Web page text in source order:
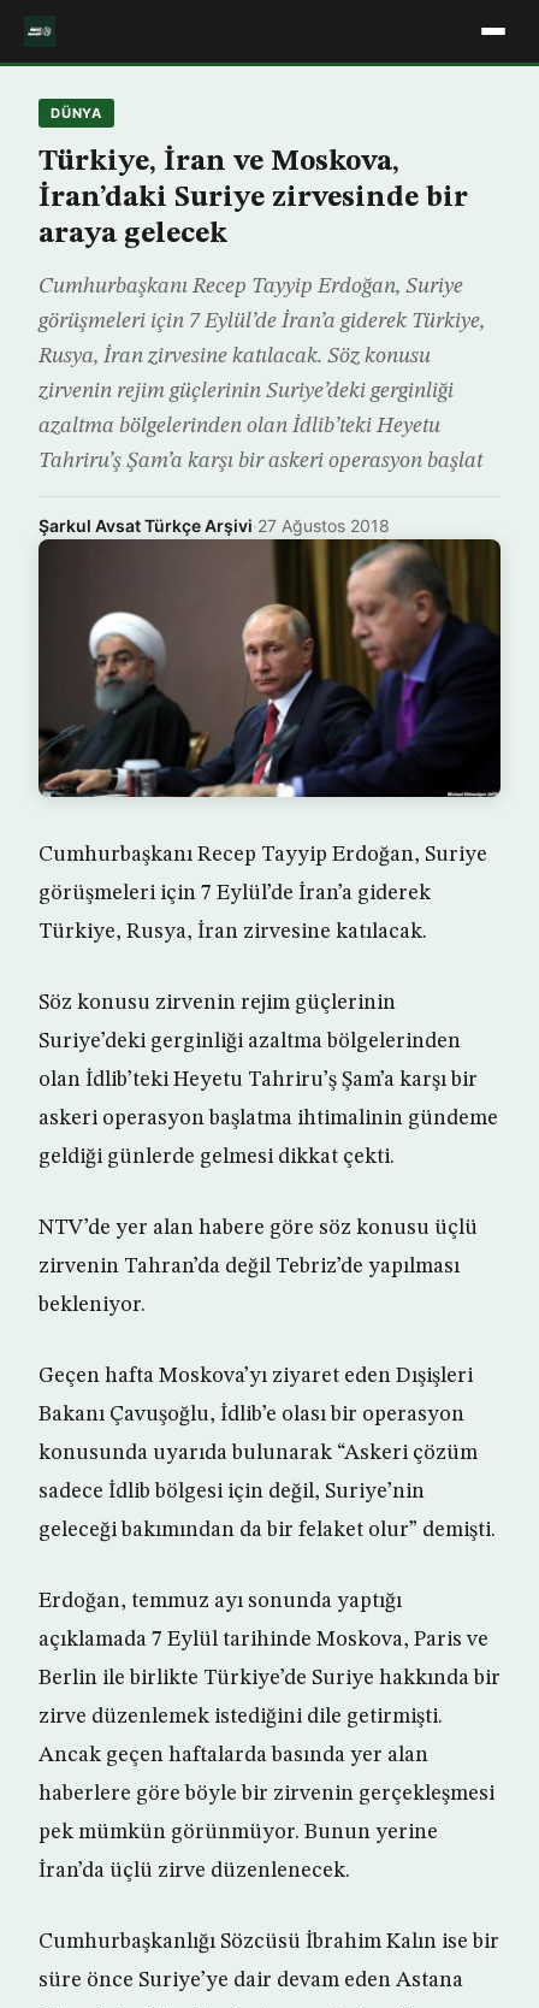
DÜNYA
Türkiye, İran ve Moskova,
İran’daki Suriye zirvesinde bir
araya gelecek
Cumhurbaşkanı Recep Tayyip Erdoğan, Suriye
görüşmeleri için 7 Eylül’de İran’a giderek Türkiye,
Rusya, İran zirvesine katılacak. Söz konusu
zirvenin rejim güçlerinin Suriye’deki gerginliği
azaltma bölgelerinden olan İdlib’teki Heyetu
Tahriru’ş Şam’a karşı bir askeri operasyon başlat
Şarkul Avsat Türkçe Arşivi·27 Ağustos 2018
Cumhurbaşkanı Recep Tayyip Erdoğan, Suriye
görüşmeleri için 7 Eylül’de İran’a giderek
Türkiye, Rusya, İran zirvesine katılacak.
Söz konusu zirvenin rejim güçlerinin
Suriye’deki gerginliği azaltma bölgelerinden
olan İdlib’teki Heyetu Tahriru’ş Şam’a karşı bir
askeri operasyon başlatma ihtimalinin gündeme
geldiği günlerde gelmesi dikkat çekti.
NTV’de yer alan habere göre söz konusu üçlü
zirvenin Tahran’da değil Tebriz’de yapılması
bekleniyor.
Geçen hafta Moskova’yı ziyaret eden Dışişleri
Bakanı Çavuşoğlu, İdlib’e olası bir operasyon
konusunda uyarıda bulunarak “Askeri çözüm
sadece İdlib bölgesi için değil, Suriye’nin
geleceği bakımından da bir felaket olur” demişti.
Erdoğan, temmuz ayı sonunda yaptığı
açıklamada 7 Eylül tarihinde Moskova, Paris ve
Berlin ile birlikte Türkiye’de Suriye hakkında bir
zirve düzenlemek istediğini dile getirmişti.
Ancak geçen haftalarda basında yer alan
haberlere göre böyle bir zirvenin gerçekleşmesi
pek mümkün görünmüyor. Bunun yerine
İran’da üçlü zirve düzenlenecek.
Cumhurbaşkanlığı Sözcüsü İbrahim Kalın ise bir
süre önce Suriye’ye dair devam eden Astana